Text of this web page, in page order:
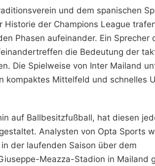
und dem spanischen
Historie der Champions League
Phasen aufeinander. Ein Sprecher
die Bedeutung der
Die Spielweise von Inter Mailand
kompaktes Mittelfeld und schnelles
auf Ballbesitzfußball, hat diesen
Analysten von Opta Sports
der laufenden Saison über dem
Meazza-Stadion in Mailand